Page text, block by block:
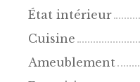
État intérieur
Cuisine
Ameublement